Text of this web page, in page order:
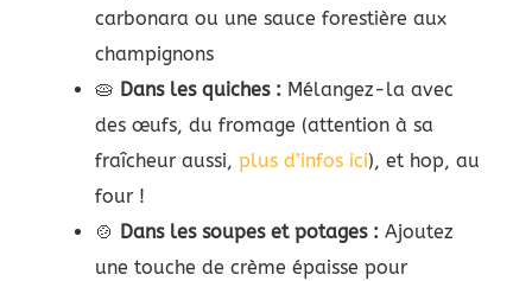
carbonara ou une sauce forestière aux
champignons
🥧 Dans les quiches : Mélangez-la avec
des œufs, du fromage (attention à sa
fraîcheur aussi, plus d’infos ici), et hop, au
four !
🍲 Dans les soupes et potages : Ajoutez
une touche de crème épaisse pour